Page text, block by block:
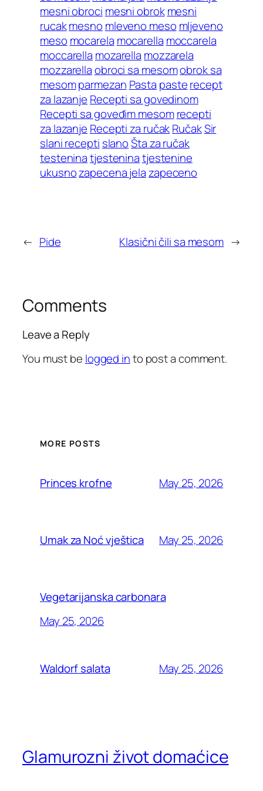
mesni obroci mesni obrok mesni
rucakmesno mleveno meso mljeveno
meso mocarela mocarella moccarela
moccarella mozarella mozzarela
mozzarellaobroci sa mesomobrok sa
mesomparmezan Pasta pasterecept
za lazanje Recepti sa govedinom
Recepti sa goveđim mesom recepti
za lazanje Recepti za ručakRučakSir
slani recepti slanoŠta za ručak
testeninatjesteninatjestenine
ukusnozapecena jelazapeceno
← Pide Klasični čili sa mesom →
Comments
Leave a Reply
You must be logged into post a comment.
MORE POSTS
Princes krofne May 25, 2026
Umak za Noć vještica May 25, 2026
Vegetarijanska carbonara
May 25, 2026
Waldorf salata May 25, 2026
Glamurozni život domaćice